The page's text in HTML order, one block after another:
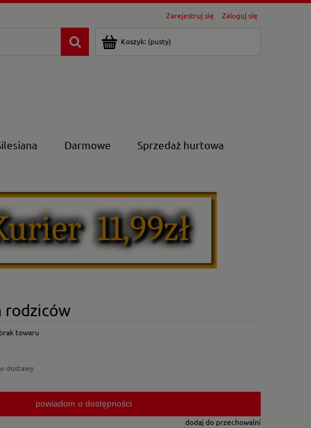
Zarejestruj się Zaloguj się
Koszyk: (pusty)
Darmowe Sprzedaż hurtowa
rodziców
brak towaru
dostawy
powiadom o dostępności
dodaj do przechowalni